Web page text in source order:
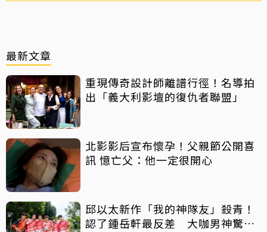
最新文章
重現傳奇設計師離譜行徑！名導拍
出「義大利影壇的復仇者聯盟」
北影影后宣布懷孕！父親節公開喜
訊 憶亡父：他一定很開心
邱以太新作「我的神隊友」殺青！
認了鍾岳軒最反差 大咖男神驚喜